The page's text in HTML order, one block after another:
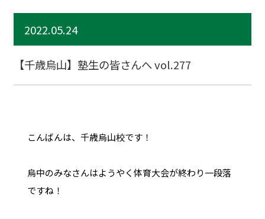
2022.05.24
【千歳烏山】塾生の皆さんへ vol.277
こんばんは、千歳烏山校です！
烏中のみなさんはようやく体育大会が終わり一段落
ですね！